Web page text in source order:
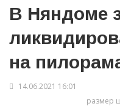
В Няндоме
на
14.06.2021 16:01
размер